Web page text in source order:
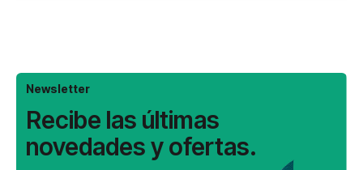
Newsletter
Recibe las últimas
novedades y ofertas.